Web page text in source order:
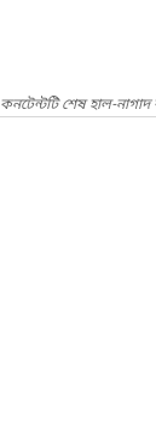
কনটেন্টটি শেষ হাল-